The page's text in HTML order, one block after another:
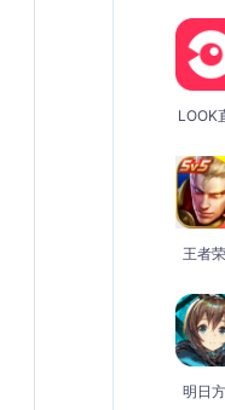
LOOK
王者
明日